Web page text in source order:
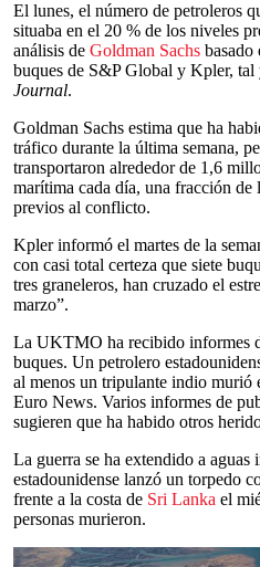
El lunes, el número de petroleros
situaba en el 20 % de los niveles
análisis de Goldman Sachs basado
buques de S&P Global y Kpler,
Journal.
Goldman Sachs estima que ha
tráfico durante la última semana,
transportaron alrededor de 1,6
marítima cada día, una fracción de
previos al conflicto.
Kpler informó el martes de la
con casi total certeza que siete
tres graneleros, han cruzado el
marzo”.
La UKTMO ha recibido informes
buques. Un petrolero
al menos un tripulante indio murió
Euro News. Varios informes de
sugieren que ha habido otros
La guerra se ha extendido a
estadounidense lanzó un torpedo
frente a la costa de Sri Lanka el
personas murieron.